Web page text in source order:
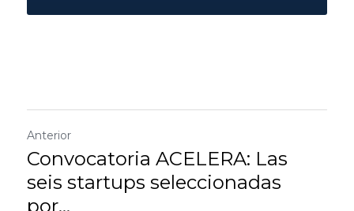
Anterior
Convocatoria ACELERA: Las
seis startups seleccionadas
por...